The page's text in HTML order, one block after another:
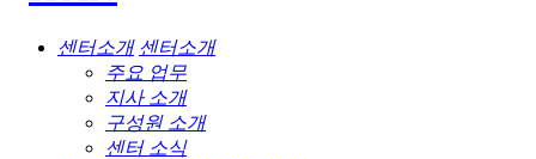
센터소개 센터소개
주요 업무
지사 소개
구성원 소개
센터 소식